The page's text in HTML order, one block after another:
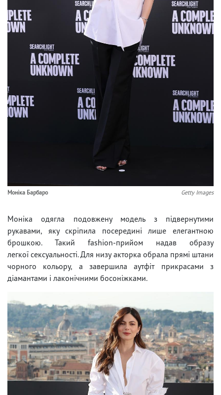
Моніка Барбаро Getty Images
Моніка одягла подовжену модель з підвернутими
рукавами, яку скріпила посередині лише елегантною
брошкою. Такий fashion-прийом надав образу
легкої сексуальності. Для низу акторка обрала прямі штани
чорного кольору, а завершила аутфіт прикрасами з
діамантами і лаконічними босоніжками.